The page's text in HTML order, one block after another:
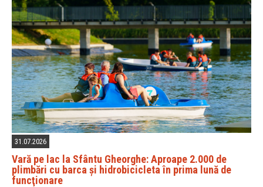
31.07.2026
Vară pe lac la Sfântu Gheorghe: Aproape 2.000 de
plimbări cu barca şi hidrobicicleta în prima lună de
funcţionare